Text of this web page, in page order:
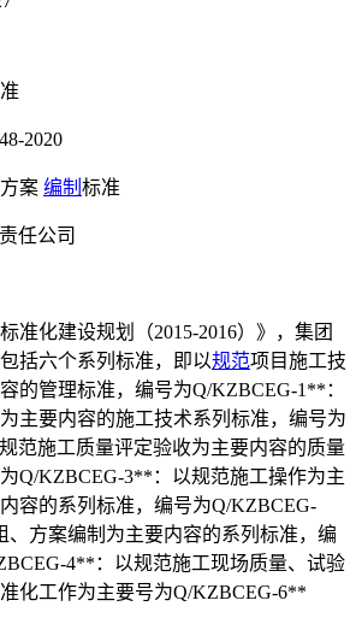
2020
方案 编制 标准
任公司
准化建设规划（2015-2016）》，集团
括六个系列标准，即以规范项目施工技
的管理标准，编号为Q/KZBCEG-1**：
主要内容的施工技术系列标准，编号为
范施工质量评定验收为主要内容的质量
Q/KZBCEG-3**：以规范施工操作为主
容的系列标准，编号为Q/KZBCEG-
、方案编制为主要内容的系列标准，编
4**：以规范施工现场质量、试验
化工作为主要号为Q/KZBCEG-6**